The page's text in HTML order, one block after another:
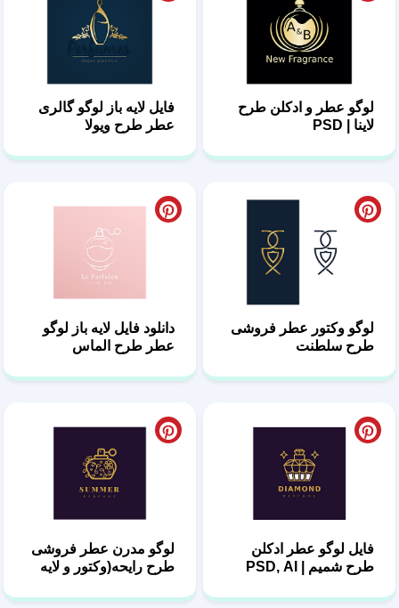
لوگو عطر و ادکلن طرح
لاینا | PSD
فایل لایه باز لوگو گالری
عطر طرح ویولا
لوگو وکتور عطر فروشی
طرح سلطنت
دانلود فایل لایه باز لوگو
عطر طرح الماس
فایل لوگو عطر ادکلن
طرح شمیم | PSD, AI
لوگو مدرن عطر فروشی
طرح رایحه(وکتور و لایه
باز)